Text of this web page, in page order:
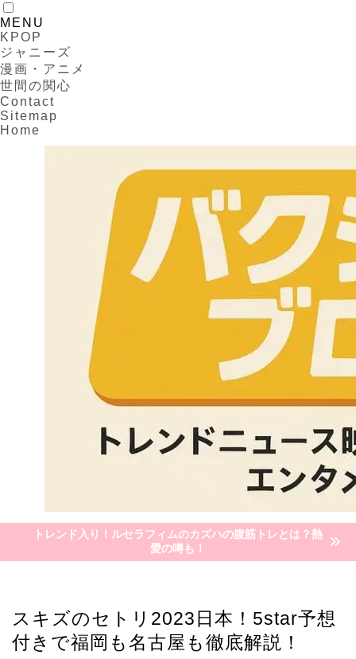
MENU
KPOP
ジャニーズ
漫画・アニメ
世間の関心
Contact
Sitemap
Home
トレンド入り！ルセラフィムのカズハの腹筋トレとは？熱
愛の噂も！
スキズのセトリ2023日本！5star予想
付きで福岡も名古屋も徹底解説！